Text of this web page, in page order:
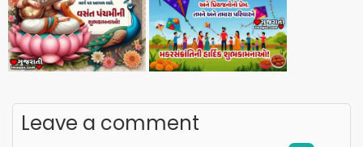
Leave a comment